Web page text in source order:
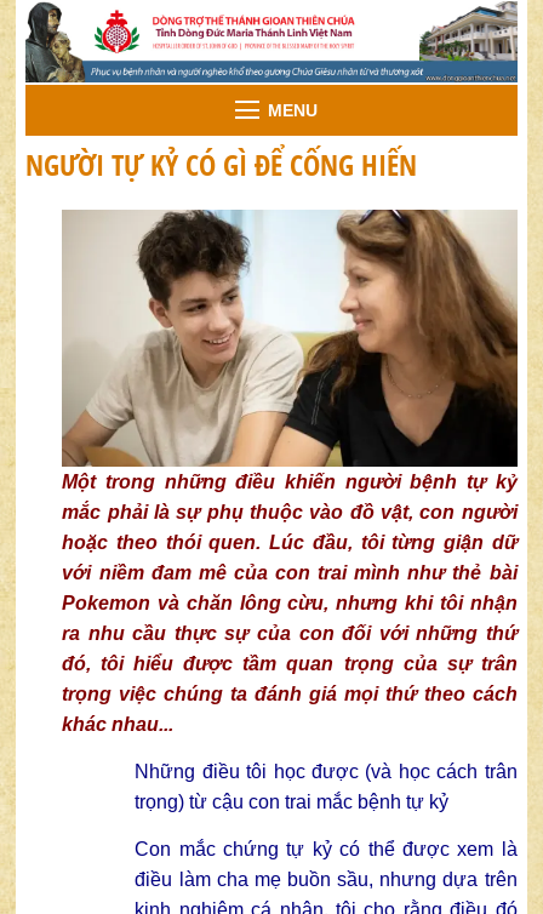
MENU
NGƯỜI TỰ KỶ CÓ GÌ ĐỂ CỐNG HIẾN
Một trong những điều khiến người bệnh tự kỷ
mắc phải là sự phụ thuộc vào đồ vật, con người
hoặc theo thói quen. Lúc đầu, tôi từng giận dữ
với niềm đam mê của con trai mình như thẻ bài
Pokemon và chăn lông cừu, nhưng khi tôi nhận
ra nhu cầu thực sự của con đối với những thứ
đó, tôi hiểu được tầm quan trọng của sự trân
trọng việc chúng ta đánh giá mọi thứ theo cách
khác nhau...
Những điều tôi học được (và học cách trân
trọng) từ cậu con trai mắc bệnh tự kỷ
Con mắc chứng tự kỷ có thể được xem là
điều làm cha mẹ buồn sầu, nhưng dựa trên